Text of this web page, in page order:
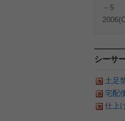
－5
シーサ
土足
宅配
仕上